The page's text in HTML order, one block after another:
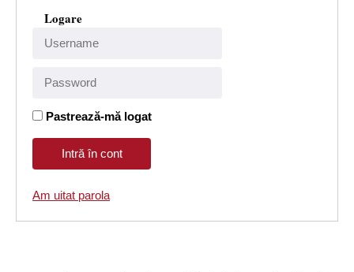
Logare
Pastrează-mă logat
Am uitat parola